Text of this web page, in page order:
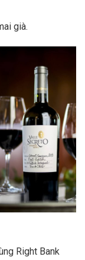
già.
Right Bank